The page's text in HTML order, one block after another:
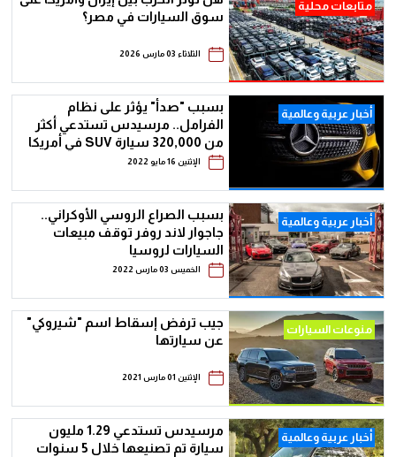
متابعات محلية
سوق السيارات في مصر؟
الثلاثاء 03 مارس 2026
أخبار عربية وعالمية
بسبب "صدأ" يؤثر على نظام
الفرامل.. مرسيدس تستدعي أكثر
من 320,000 سيارة SUV في أمريكا
وكنداالإثنين 16 مايو 2022
أخبار عربية وعالمية
بسبب الصراع الروسي الأوكراني..
جاجوار لاند روفر توقف مبيعات
السيارات لروسيا
الخميس 03 مارس 2022
منوعات السيارات
جيب ترفض إسقاط اسم "شيروكي"
عن سيارتها
الإثنين 01 مارس 2021
أخبار عربية وعالمية
مرسيدس تستدعي 1.29 مليون
سيارة تم تصنيعها خلال 5 سنوات